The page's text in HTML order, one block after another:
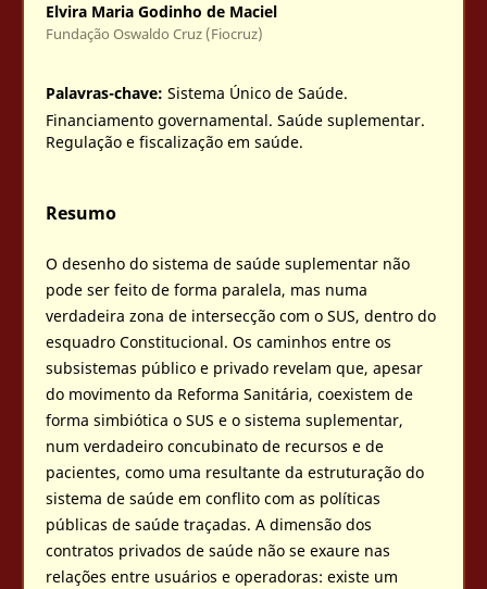
Elvira Maria Godinho de Maciel
Fundação Oswaldo Cruz (Fiocruz)
Palavras-chave:Sistema Único de Saúde.
Financiamento governamental. Saúde suplementar.
Regulação e fiscalização em saúde.
Resumo
O desenho do sistema de saúde suplementar não
pode ser feito de forma paralela, mas numa
verdadeira zona de intersecção com o SUS, dentro do
esquadro Constitucional. Os caminhos entre os
subsistemas público e privado revelam que, apesar
do movimento da Reforma Sanitária, coexistem de
forma simbiótica o SUS e o sistema suplementar,
num verdadeiro concubinato de recursos e de
pacientes, como uma resultante da estruturação do
sistema de saúde em conflito com as políticas
públicas de saúde traçadas. A dimensão dos
contratos privados de saúde não se exaure nas
relações entre usuários e operadoras: existe um